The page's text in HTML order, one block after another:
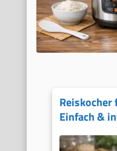
Reiskocher
Einfach &